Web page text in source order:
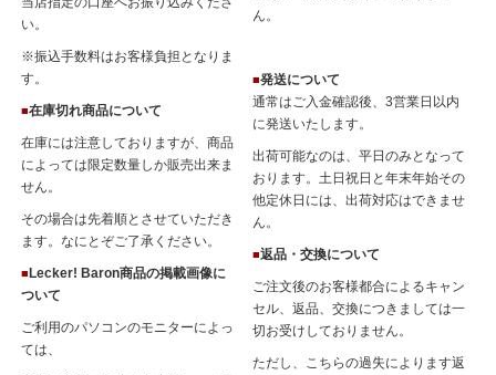
い。
※振込手数料はお客様負担となりま
す。
■在庫切れ商品について
在庫には注意しておりますが、商品
によっては限定数量しか販売出来ま
せん。
その場合は先着順とさせていただき
ます。なにとぞご了承ください。
■ Lecker! Baron商品の掲載画像に
ついて
ご利用のパソコンのモニターによっ
ては、
ん。
■発送について
通常はご入金確認後、3営業日以内
に発送いたします。
出荷可能なのは、平日のみとなって
おります。土日祝日と年末年始その
他定休日には、出荷対応はできませ
ん。
■返品・交換について
ご注文後のお客様都合によるキャン
セル、返品、交換につきましては一
切お受けしておりません。
ただし、こちらの過失によります返